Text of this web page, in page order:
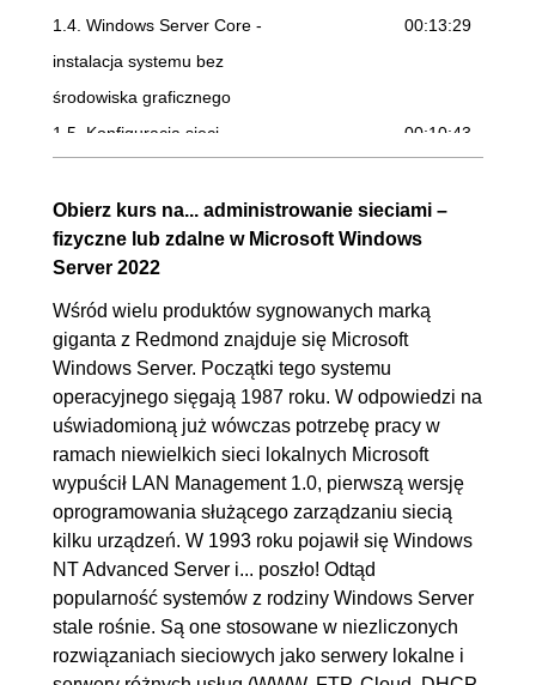
1.4. Windows Server Core -
instalacja systemu bez
środowiska graficznego
00:13:29
1.5. Konfiguracja sieci,
serwera
00:10:43
2. DHCP Server. Protokół
hostów
01:04:08
2.1. DHCP Server -
konfiguracja
2.2. DHCP Server -
konfiguracja bez środowiska
graficznego
00:12:05
2.3. Zastrzeżenia adresów IP
00:05:19
2.4. Superzakres
2.5. Multiemisja
00:03:21
2.6. IPAM
00:16:32
Obierz kurs na... administrowanie sieciami –
fizyczne lub zdalne w Microsoft Windows
Server 2022
Wśród wielu produktów sygnowanych marką
giganta z Redmond znajduje się Microsoft
Windows Server. Początki tego systemu
operacyjnego sięgają 1987 roku. W odpowiedzi na
uświadomioną już wówczas potrzebę pracy w
ramach niewielkich sieci lokalnych Microsoft
wypuścił LAN Management 1.0, pierwszą wersję
oprogramowania służącego zarządzaniu siecią
kilku urządzeń. W 1993 roku pojawił się Windows
NT Advanced Server i... poszło! Odtąd
popularność systemów z rodziny Windows Server
stale rośnie. Są one stosowane w niezliczonych
rozwiązaniach sieciowych jako serwery lokalne i